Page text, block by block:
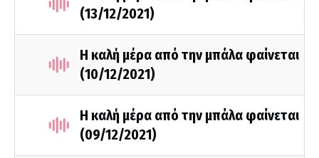
(13/12/2021)
Η καλή μέρα από την μπάλα φαίνεται
(10/12/2021)
Η καλή μέρα από την μπάλα φαίνεται
(09/12/2021)